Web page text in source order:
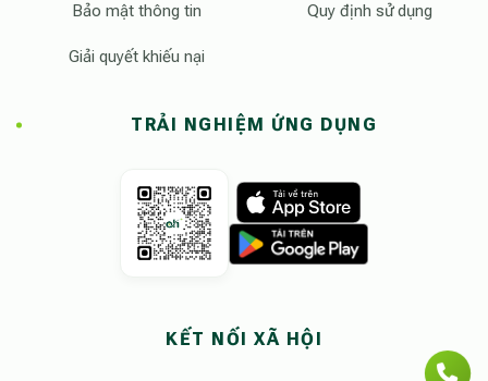
Bảo mật thông tin
Giải quyết khiếu nại
Quy định sử dụng
TRẢI NGHIỆM ỨNG DỤNG
KẾT NỐI XÃ HỘI